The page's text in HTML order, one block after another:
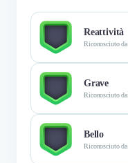
Reattività
Riconosciuto da
Grave
Riconosciuto da
Bello
Riconosciuto da